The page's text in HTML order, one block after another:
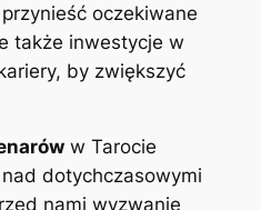
oczekiwane
także inwestycje w
by zwiększyć
w Tarocie
dotychczasowymi
nami wyzwanie